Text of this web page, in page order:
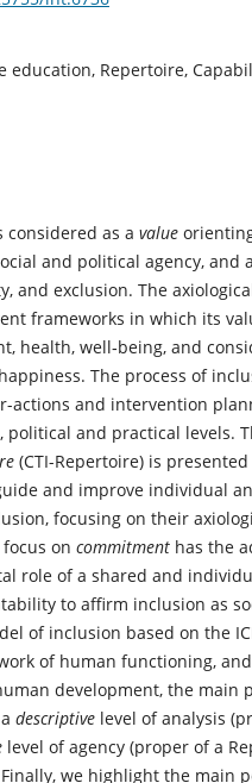
education, Repertoire,
as a value
and political agency, and a
and exclusion. The
frameworks in which its
health, well‑being, and
The process of
actions and intervention
and practical levels.
(CTI-Repertoire) is presented
and improve individual
focusing on their
on commitment has the
role of a shared and
to affirm inclusion as
of inclusion based on the
of human functioning, and
development, the main
descriptive level of analysis
level of agency (proper of a
we highlight the main